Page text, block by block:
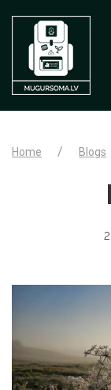
Home Blogs